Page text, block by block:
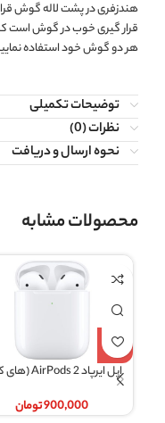
هندزفری در پشت لاله گوش
هر دو گوش خود استفاده
توضیحات تکمیلی
نظرات (0)
نحوه ارسال و دریافت
محصولات مشابه
اپل ایرپاد 2 AirPods (های کپی)
900,000تومان